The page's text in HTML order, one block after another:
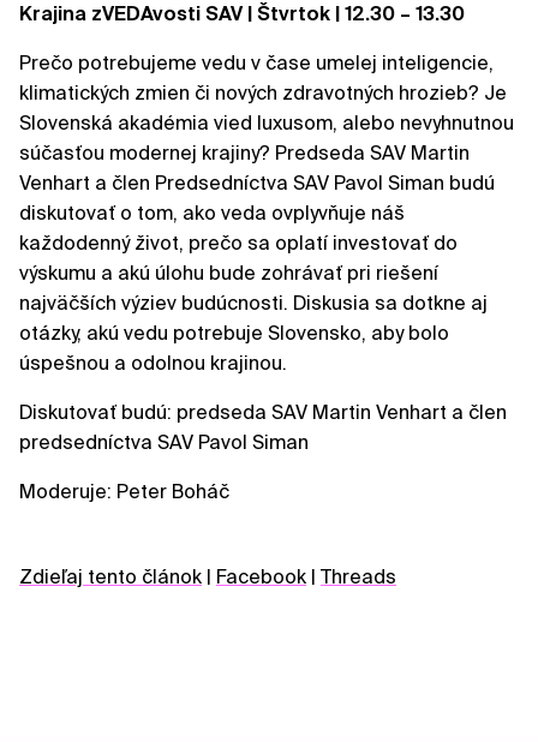
Krajina zVEDAvosti SAV | Štvrtok | 12.30 – 13.30
Prečo potrebujeme vedu v čase umelej inteligencie,
klimatických zmien či nových zdravotných hrozieb? Je
Slovenská akadémia vied luxusom, alebo nevyhnutnou
súčasťou modernej krajiny? Predseda SAV Martin
Venhart a člen Predsedníctva SAV Pavol Siman budú
diskutovať o tom, ako veda ovplyvňuje náš
každodenný život, prečo sa oplatí investovať do
výskumu a akú úlohu bude zohrávať pri riešení
najväčších výziev budúcnosti. Diskusia sa dotkne aj
otázky, akú vedu potrebuje Slovensko, aby bolo
úspešnou a odolnou krajinou.
Diskutovať budú: predseda SAV Martin Venhart a člen
predsedníctva SAV Pavol Siman
Moderuje: Peter Boháč
Zdieľaj tento článok | Facebook | Threads